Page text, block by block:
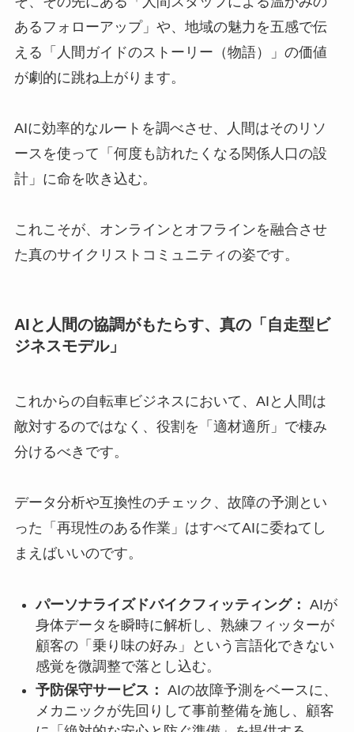
あるフォローアップ」や、地域の魅力を五感で伝
える「人間ガイドのストーリー（物語）」の価値
が劇的に跳ね上がります。
AIに効率的なルートを調べさせ、人間はそのリソ
ースを使って「何度も訪れたくなる関係人口の設
計」に命を吹き込む。
これこそが、オンラインとオフラインを融合させ
た真のサイクリストコミュニティの姿です。
AIと人間の協調がもたらす、真の「自走型ビ
ジネスモデル」
これからの自転車ビジネスにおいて、AIと人間は
敵対するのではなく、役割を「適材適所」で棲み
分けるべきです。
データ分析や互換性のチェック、故障の予測とい
った「再現性のある作業」はすべてAIに委ねてし
まえばいいのです。
パーソナライズドバイクフィッティング： AIが
身体データを瞬時に解析し、熟練フィッターが
顧客の「乗り味の好み」という言語化できない
感覚を微調整で落とし込む。
予防保守サービス： AIの故障予測をベースに、
メカニックが先回りして事前整備を施し、顧客